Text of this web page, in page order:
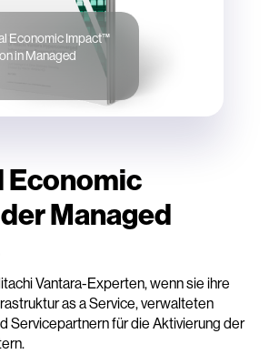
Economic Impact™
in Managed
Economic
Managed
Vantara-Experten, wenn sie ihre
as a Service, verwalteten
Servicepartnern für die Aktivierung der